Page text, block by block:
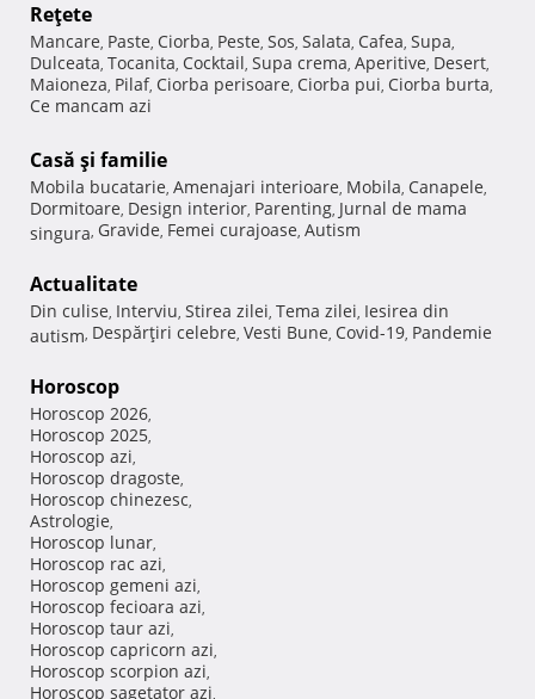
Reţete
Mancare, Paste, Ciorba, Peste, Sos, Salata, Cafea, Supa,
Dulceata, Tocanita, Cocktail, Supa crema, Aperitive, Desert,
Maioneza, Pilaf, Ciorba perisoare, Ciorba pui, Ciorba burta,
Ce mancam azi
Casă şi familie
Mobila bucatarie, Amenajari interioare, Mobila, Canapele,
Dormitoare, Design interior, Parenting, Jurnal de mama
singura, Gravide, Femei curajoase, Autism
Actualitate
Din culise, Interviu, Stirea zilei, Tema zilei, Iesirea din
autism, Despărţiri celebre, Vesti Bune, Covid-19, Pandemie
Horoscop
Horoscop 2026,
Horoscop 2025,
Horoscop azi,
Horoscop dragoste,
Horoscop chinezesc,
Astrologie,
Horoscop lunar,
Horoscop rac azi,
Horoscop gemeni azi,
Horoscop fecioara azi,
Horoscop taur azi,
Horoscop capricorn azi,
Horoscop scorpion azi,
Horoscop sagetator azi,